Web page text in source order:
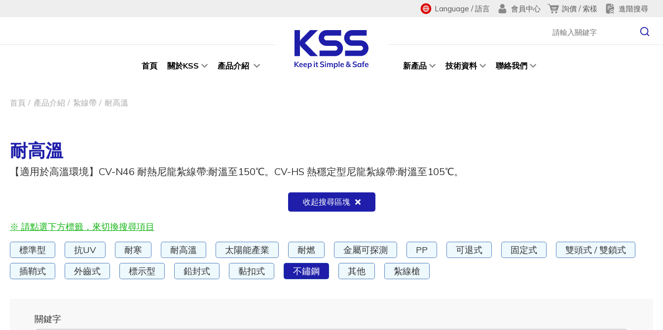
Language / 語言 會員中心 詢價 / 索樣 進階搜尋
首頁 關於KSS 產品介紹 新產品 技術資料 聯絡我們
首頁 產品介紹 紮線帶 耐高溫
耐高溫
【適用於高溫環境】CV-N46 耐熱尼龍紮線帶:耐溫至150℃。CV-HS 熱穩定型尼龍紮線帶:耐溫至105℃。
收起搜尋區塊
※ 請點選下方標籤，來切換搜尋項目
標準型 抗UV 耐寒 耐高溫 太陽能產業 耐燃 金屬可探測 PP 可退式 固定式
雙頭式 / 雙鎖式
插鞘式
外齒式 標示型 鉛封式 黏扣式 不鏽鋼 其他 紮線槍
關鍵字